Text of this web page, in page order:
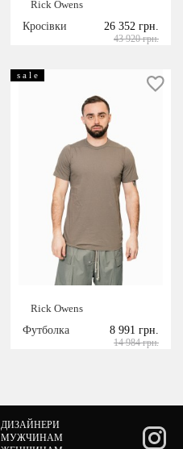
Rick Owens
Кросівки
26 352 грн.
43 920 грн.
s a l e
Rick Owens
Футболка
8 991 грн.
14 984 грн.
ДИЗАЙНЕРИ
МУЖЧИНАМ